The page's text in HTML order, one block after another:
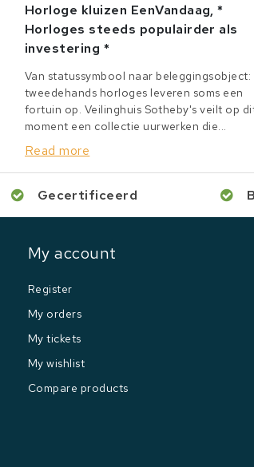
Horloge kluizen EenVandaag, *
Horloges steeds populairder als
investering *
Van statussymbool naar beleggingsobject:
tweedehands horloges leveren soms een
fortuin op. Veilinghuis Sotheby's veilt op
moment een collectie uurwerken die...
Read more
Gecertificeerd
My account
Register
My orders
My tickets
My wishlist
Compare products